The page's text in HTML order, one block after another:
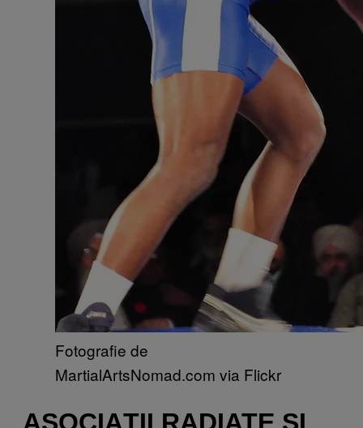
Fotografie de
MartialArtsNomad.com via Flickr